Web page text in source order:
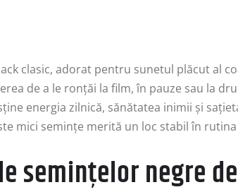
clasic, adorat pentru sunetul plăcut al
de a le ronțăi la film, în pauze sau la
energia zilnică, sănătatea inimii și
mici semințe merită un loc stabil în
semințelor negre